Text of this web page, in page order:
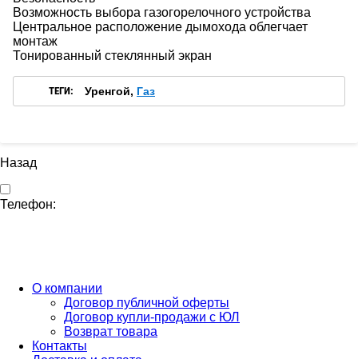
Возможность выбора газогорелочного устройства
Центральное расположение дымохода облегчает
монтаж
Тонированный стеклянный экран
ТЕГИ: Уренгой, Газ
Назад
Телефон:
О компании
Договор публичной оферты
Договор купли-продажи с ЮЛ
Возврат товара
Контакты